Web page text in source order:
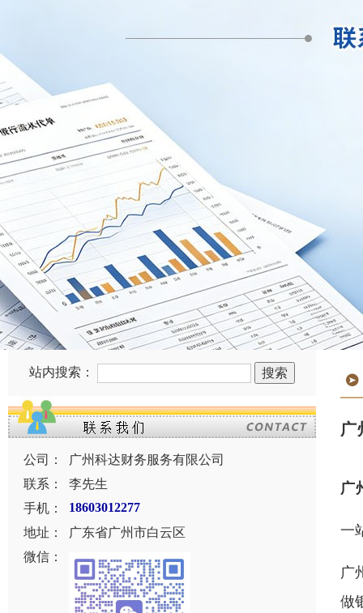
站内搜索：
公司：
广州科达财务服务有限公司
联系：
李先生
手机：
18603012277
地址：
广东省广州市白云区
微信：
广
广
一
广
做